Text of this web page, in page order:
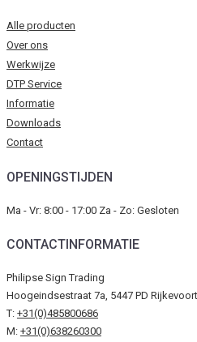
Alle producten
Over ons
Werkwijze
DTP Service
Informatie
Downloads
Contact
OPENINGSTIJDEN
Ma - Vr: 8:00 - 17:00 Za - Zo: Gesloten
CONTACTINFORMATIE
Philipse Sign Trading
Hoogeindsestraat 7a, 5447 PD Rijkevoort
T: +31(0)485800686
M: +31(0)638260300